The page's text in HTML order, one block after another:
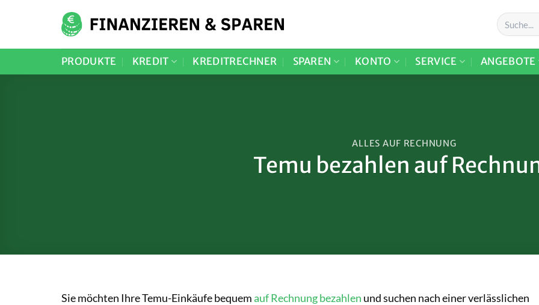
PRODUKTE KREDIT KREDITRECHNER SPAREN KONTO SERVICE ANGEBOTE
ALLES AUF RECHNUNG
Temu bezahlen auf
Sie möchten Ihre Temu-Einkäufe bequemauf Rechnung bezahlen und suchen nach einer verlässlichen